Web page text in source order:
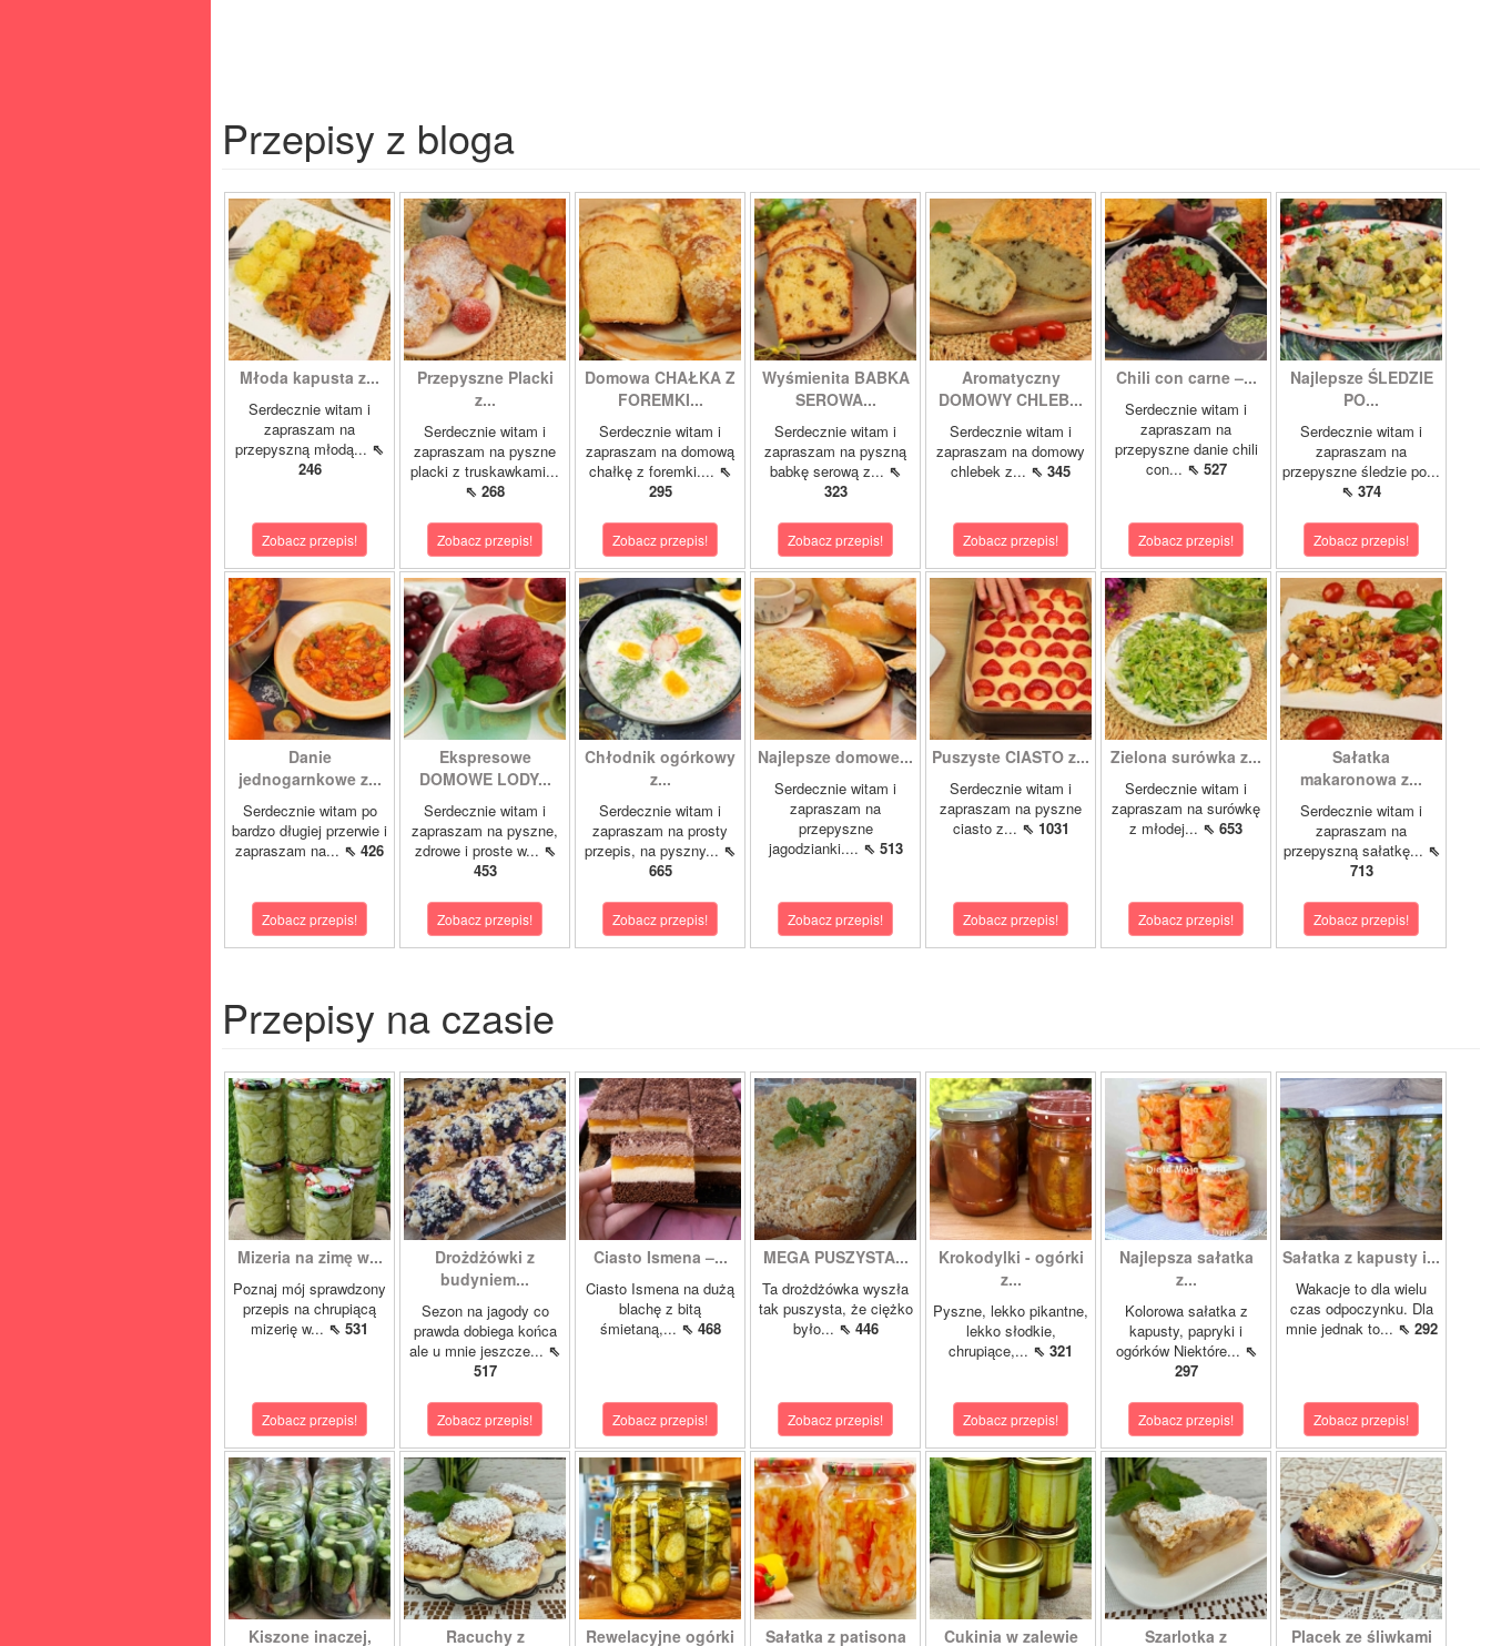
Przepisy z bloga
Młoda kapusta z...
Serdecznie witam i
zapraszam na
przepyszną młodą... ⇖
246
Zobacz przepis!
Przepyszne Placki
z...
Serdecznie witam i
zapraszam na pyszne
placki z truskawkami...
⇖ 268
Zobacz przepis!
Domowa CHAŁKA Z
FOREMKI...
Serdecznie witam i
zapraszam na domową
chałkę z foremki.... ⇖
295
Zobacz przepis!
Wyśmienita BABKA
SEROWA...
Serdecznie witam i
zapraszam na pyszną
babkę serową z... ⇖
323
Zobacz przepis!
Aromatyczny
DOMOWY CHLEB...
Serdecznie witam i
zapraszam na domowy
chlebek z... ⇖ 345
Zobacz przepis!
Chili con carne –...
Serdecznie witam i
zapraszam na
przepyszne danie chili
con... ⇖ 527
Zobacz przepis!
Najlepsze ŚLEDZIE
PO...
Serdecznie witam i
zapraszam na
przepyszne śledzie po...
⇖ 374
Zobacz przepis!
Danie
jednogarnkowe z...
Serdecznie witam po
bardzo długiej przerwie i
zapraszam na... ⇖ 426
Zobacz przepis!
Ekspresowe
DOMOWE LODY...
Serdecznie witam i
zapraszam na pyszne,
zdrowe i proste w... ⇖
453
Zobacz przepis!
Chłodnik ogórkowy
z...
Serdecznie witam i
zapraszam na prosty
przepis, na pyszny... ⇖
665
Zobacz przepis!
Najlepsze domowe...
Serdecznie witam i
zapraszam na
przepyszne
jagodzianki.... ⇖ 513
Zobacz przepis!
Puszyste CIASTO z...
Serdecznie witam i
zapraszam na pyszne
ciasto z... ⇖ 1031
Zobacz przepis!
Zielona surówka z...
Serdecznie witam i
zapraszam na surówkę
z młodej... ⇖ 653
Zobacz przepis!
Sałatka
makaronowa z...
Serdecznie witam i
zapraszam na
przepyszną sałatkę... ⇖
713
Zobacz przepis!
Przepisy na czasie
Mizeria na zimę w...
Poznaj mój sprawdzony
przepis na chrupiącą
mizerię w... ⇖ 531
Zobacz przepis!
Drożdżówki z
budyniem...
Sezon na jagody co
prawda dobiega końca
ale u mnie jeszcze... ⇖
517
Zobacz przepis!
Ciasto Ismena –...
Ciasto Ismena na dużą
blachę z bitą
śmietaną,... ⇖ 468
Zobacz przepis!
MEGA PUSZYSTA...
Ta drożdżówka wyszła
tak puszysta, że ciężko
było... ⇖ 446
Zobacz przepis!
Krokodylki - ogórki
z...
Pyszne, lekko pikantne,
lekko słodkie,
chrupiące,... ⇖ 321
Zobacz przepis!
Najlepsza sałatka
z...
Kolorowa sałatka z
kapusty, papryki i
ogórków Niektóre... ⇖
297
Zobacz przepis!
Sałatka z kapusty i...
Wakacje to dla wielu
czas odpoczynku. Dla
mnie jednak to... ⇖ 292
Zobacz przepis!
Kiszone inaczej, Racuchy z Rewelacyjne ogórki Sałatka z patisona Cukinia w zalewie Szarlotka z Placek ze śliwkami